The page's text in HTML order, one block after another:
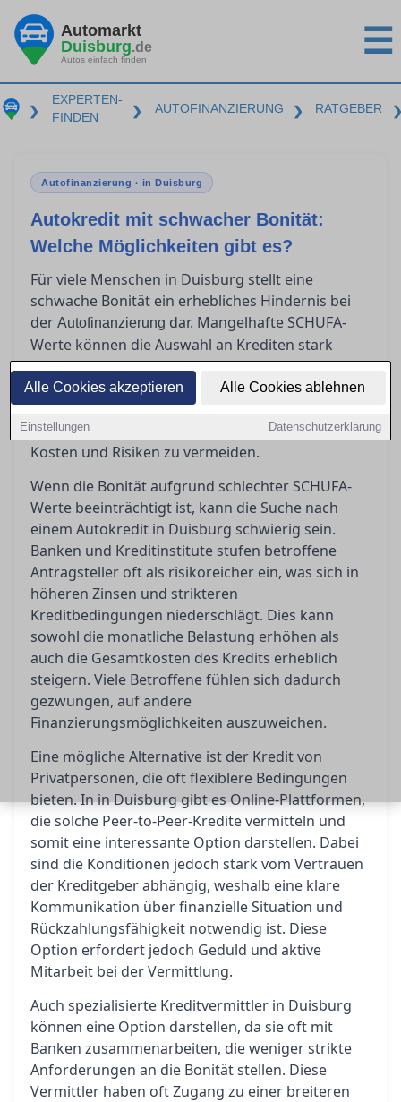
Alle Cookies akzeptieren Alle Cookies ablehnen
Einstellungen Datenschutzerklärung
Automarkt
Duisburg.de
Autos einfach finden ☰
❯
EXPERTEN-
FINDEN
❯ AUTOFINANZIERUNG ❯ RATGEBER
Autofinanzierung · in Duisburg
Autokredit mit schwacher Bonität:
Welche Möglichkeiten gibt es?
Für viele Menschen in Duisburg stellt eine
schwache Bonität ein erhebliches Hindernis bei
der Autofinanzierung dar. Mangelhafte SCHUFA-
Werte können die Auswahl an Krediten stark
einschränken und zu höheren Zinsen führen. In
diesem Artikel zeigen wir Ihnen realistische
Alternativen auf und helfen Ihnen dabei, die
richtige Entscheidung zu treffen, um unnötige
Kosten und Risiken zu vermeiden.
Wenn die Bonität aufgrund schlechter SCHUFA-
Werte beeinträchtigt ist, kann die Suche nach
einem Autokredit in Duisburg schwierig sein.
Banken und Kreditinstitute stufen betroffene
Antragsteller oft als risikoreicher ein, was sich in
höheren Zinsen und strikteren
Kreditbedingungen niederschlägt. Dies kann
sowohl die monatliche Belastung erhöhen als
auch die Gesamtkosten des Kredits erheblich
steigern. Viele Betroffene fühlen sich dadurch
gezwungen, auf andere
Finanzierungsmöglichkeiten auszuweichen.
Eine mögliche Alternative ist der Kredit von
Privatpersonen, die oft flexiblere Bedingungen
bieten. In in Duisburg gibt es Online-Plattformen,
die solche Peer-to-Peer-Kredite vermitteln und
somit eine interessante Option darstellen. Dabei
sind die Konditionen jedoch stark vom Vertrauen
der Kreditgeber abhängig, weshalb eine klare
Kommunikation über finanzielle Situation und
Rückzahlungsfähigkeit notwendig ist. Diese
Option erfordert jedoch Geduld und aktive
Mitarbeit bei der Vermittlung.
Auch spezialisierte Kreditvermittler in Duisburg
können eine Option darstellen, da sie oft mit
Banken zusammenarbeiten, die weniger strikte
Anforderungen an die Bonität stellen. Diese
Vermittler haben oft Zugang zu einer breiteren